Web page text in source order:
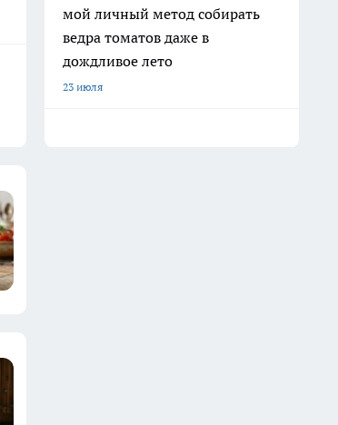
мой личный метод собирать
ведра томатов даже в
дождливое лето
23 июля